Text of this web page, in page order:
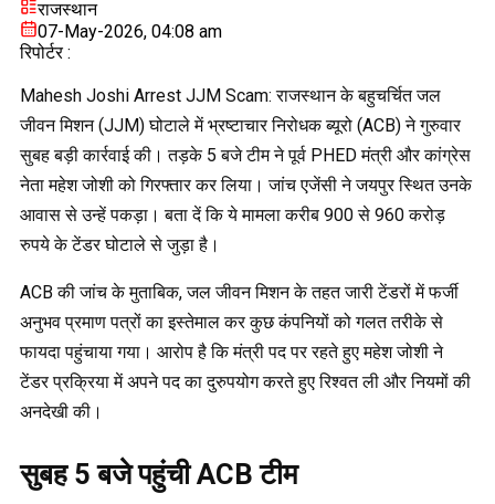
राजस्थान
07-May-2026, 04:08 am
रिपोर्टर :
Mahesh Joshi Arrest JJM Scam: राजस्थान के बहुचर्चित जल
जीवन मिशन (JJM) घोटाले में भ्रष्टाचार निरोधक ब्यूरो (ACB) ने गुरुवार
सुबह बड़ी कार्रवाई की। तड़के 5 बजे टीम ने पूर्व PHED मंत्री और कांग्रेस
नेता महेश जोशी को गिरफ्तार कर लिया। जांच एजेंसी ने जयपुर स्थित उनके
आवास से उन्हें पकड़ा। बता दें कि ये मामला करीब 900 से 960 करोड़
रुपये के टेंडर घोटाले से जुड़ा है।
ACB की जांच के मुताबिक, जल जीवन मिशन के तहत जारी टेंडरों में फर्जी
अनुभव प्रमाण पत्रों का इस्तेमाल कर कुछ कंपनियों को गलत तरीके से
फायदा पहुंचाया गया। आरोप है कि मंत्री पद पर रहते हुए महेश जोशी ने
टेंडर प्रक्रिया में अपने पद का दुरुपयोग करते हुए रिश्वत ली और नियमों की
अनदेखी की।
सुबह 5 बजे पहुंची ACB टीम